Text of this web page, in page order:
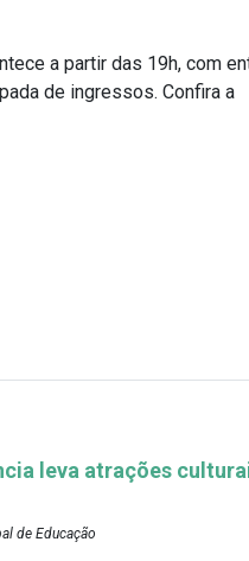
a partir das 19h, com
de ingressos. Confira a
leva atrações
de Educação